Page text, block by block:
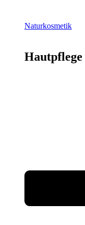
Naturkosmetik
Hautpflege